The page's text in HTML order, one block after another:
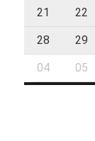
21 22
28 29
04 05